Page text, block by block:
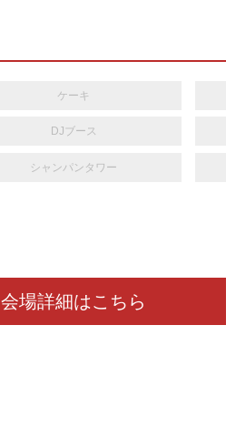
ケーキ
DJブース
シャンパンタワー
会場詳細はこちら